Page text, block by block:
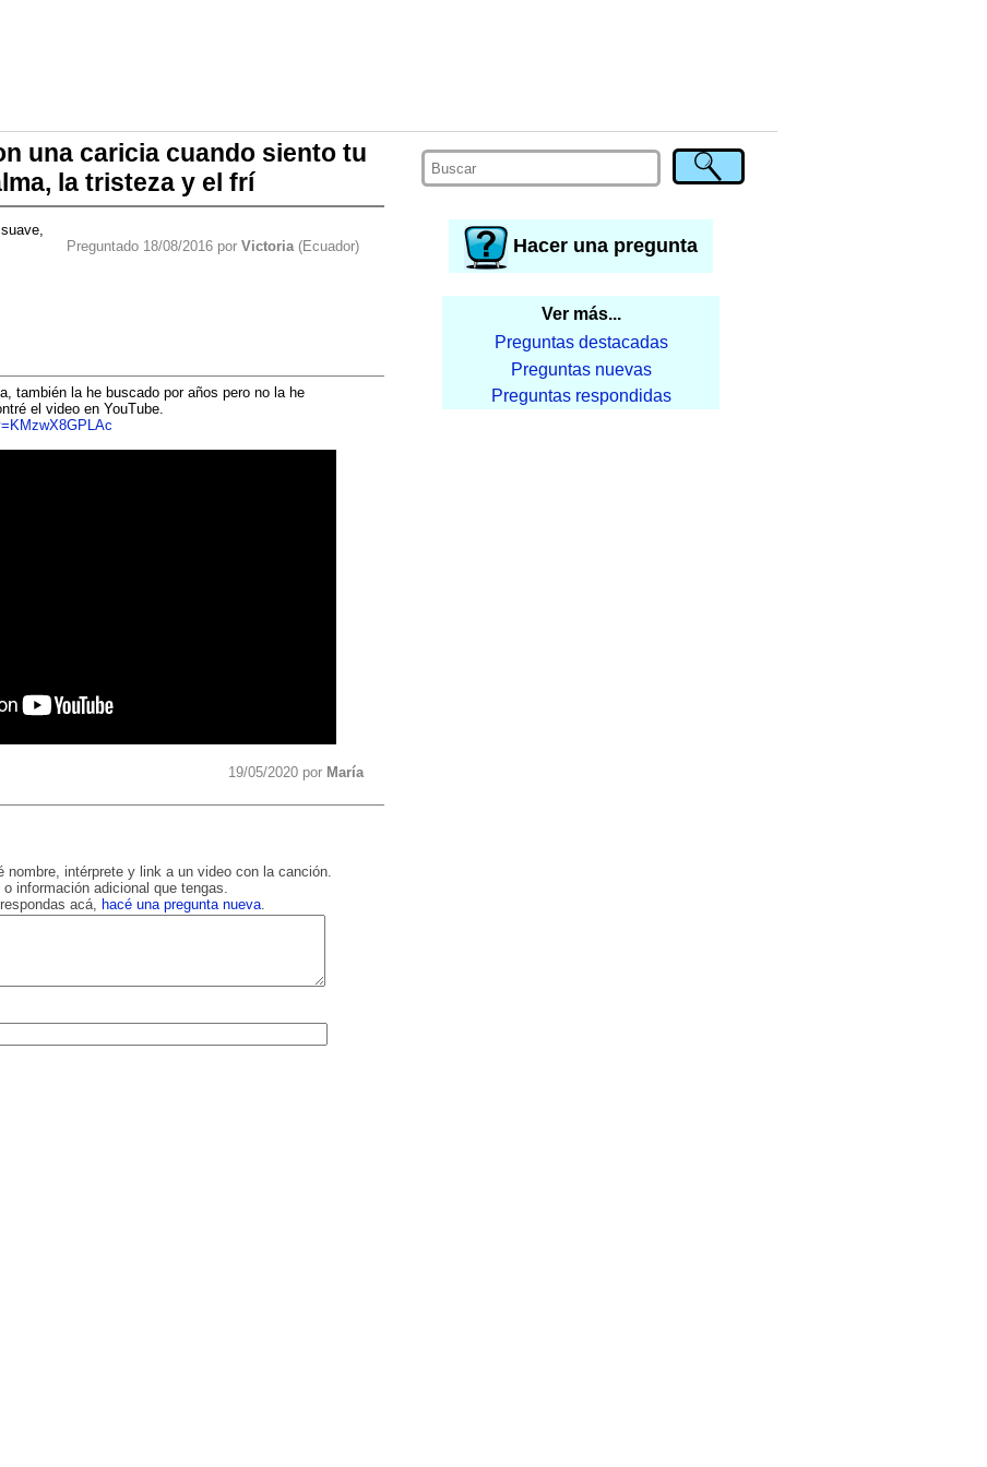
Hacer una pregunta
Ver más...
Preguntas destacadas
Preguntas nuevas
Preguntas respondidas
una caricia cuando siento tu
la tristeza y el frí
Preguntado 18/08/2016 por Victoria(Ecuador)
también la he buscado por años pero no la he
el video en YouTube.
19/05/2020 por María
intérprete y link a un video con la canción.
información adicional que tengas.
acá,
hacé una pregunta nueva.